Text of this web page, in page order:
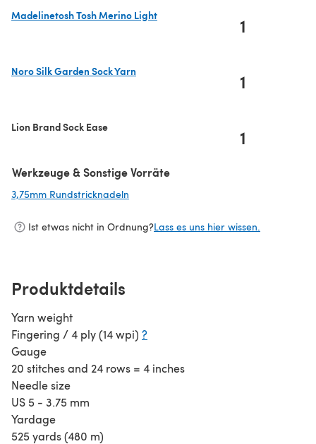
Madelinetosh Tosh Merino Light
1
Noro Silk Garden Sock Yarn
1
Lion Brand Sock Ease 1
Werkzeuge & Sonstige Vorräte
3,75mm Rundstricknadeln
Ist etwas nicht in Ordnung?Lass es uns hier wissen.
Produktdetails
Yarn weight
Fingering / 4 ply (14 wpi) ?
Gauge
20 stitches and 24 rows = 4 inches
Needle size
US 5 - 3.75 mm
Yardage
525 yards (480 m)